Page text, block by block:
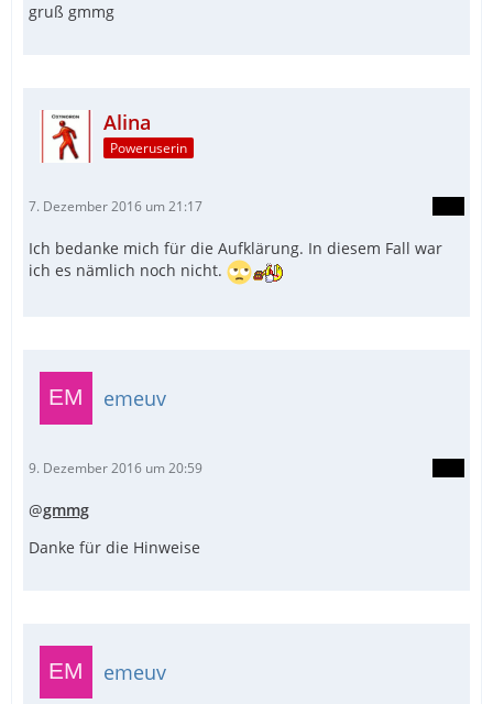
FileClose($file)
gruß gmmg
Alina
Poweruserin
7. Dezember 2016 um 21:17
Ich bedanke mich für die Aufklärung. In diesem Fall war
ich es nämlich noch nicht.
emeuv
9. Dezember 2016 um 20:59
@gmmg
Danke für die Hinweise
emeuv